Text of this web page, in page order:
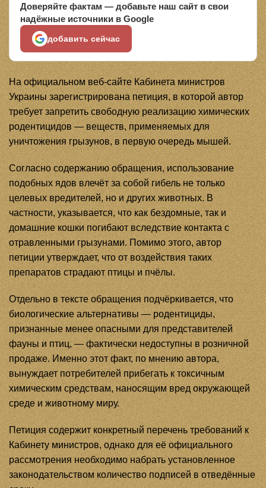
Доверяйте фактам — добавьте наш сайт в свои
надёжные источники в Google
добавить сейчас
На официальном веб-сайте Кабинета министров
Украины зарегистрирована петиция, в которой автор
требует запретить свободную реализацию химических
родентицидов — веществ, применяемых для
уничтожения грызунов, в первую очередь мышей.
Согласно содержанию обращения, использование
подобных ядов влечёт за собой гибель не только
целевых вредителей, но и других животных. В
частности, указывается, что как бездомные, так и
домашние кошки погибают вследствие контакта с
отравленными грызунами. Помимо этого, автор
петиции утверждает, что от воздействия таких
препаратов страдают птицы и пчёлы.
Отдельно в тексте обращения подчёркивается, что
биологические альтернативы — родентициды,
признанные менее опасными для представителей
фауны и птиц, — фактически недоступны в розничной
продаже. Именно этот факт, по мнению автора,
вынуждает потребителей прибегать к токсичным
химическим средствам, наносящим вред окружающей
среде и животному миру.
Петиция содержит конкретный перечень требований к
Кабинету министров, однако для её официального
рассмотрения необходимо набрать установленное
законодательством количество подписей в отведённые